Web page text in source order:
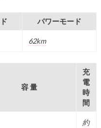
パワーモード
62km
容 量
充
電
時
間
約